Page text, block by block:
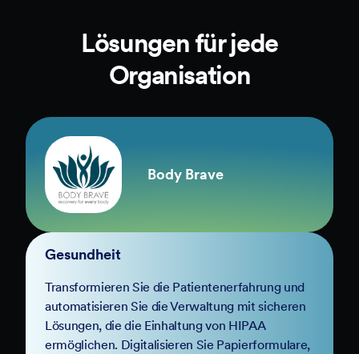
Lösungen für jede
Organisation
Body Brave
Gesundheit
Transformieren Sie die Patientenerfahrung und
automatisieren Sie die Verwaltung mit sicheren
Lösungen, die die Einhaltung von HIPAA
ermöglichen. Digitalisieren Sie Papierformulare,